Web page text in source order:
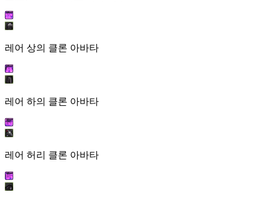
레어 상의 클론 아바타
레어 하의 클론 아바타
레어 허리 클론 아바타